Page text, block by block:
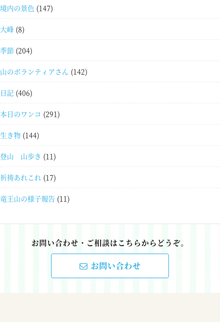
境内の景色 (147)
大峰 (8)
季節 (204)
山のボランティアさん (142)
日記 (406)
本日のワンコ (291)
生き物 (144)
登山 山歩き (11)
祈祷あれこれ (17)
竜王山の様子報告 (11)
お問い合わせ・ご相談はこちらからどうぞ。
お問い合わせ